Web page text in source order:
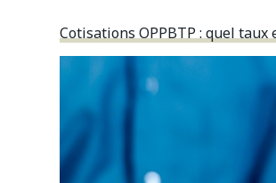
Cotisations OPPBTP : quel taux